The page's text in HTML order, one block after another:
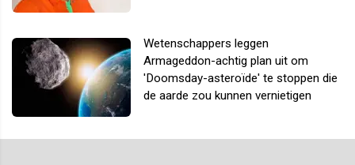
Wetenschappers leggen
Armageddon-achtig plan uit om
'Doomsday-asteroïde' te stoppen die
de aarde zou kunnen vernietigen